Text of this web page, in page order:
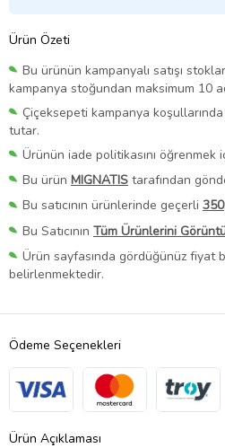
Ürün Özeti
Bu ürünün kampanyalı satışı
kampanya stoğundan maksimum 10
Çiçeksepeti kampanya koşullarında
tutar.
Ürünün iade politikasını öğrenmek
Bu ürün MIGNATIS tarafından
Bu satıcının ürünlerinde geçerli
Bu Satıcının Tüm Ürünlerini
Ürün sayfasında gördüğünüz fiyat
belirlenmektedir.
Ödeme Seçenekleri
Ürün Açıklaması